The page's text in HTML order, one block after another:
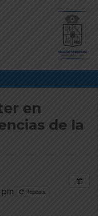
en
de la
Repeats